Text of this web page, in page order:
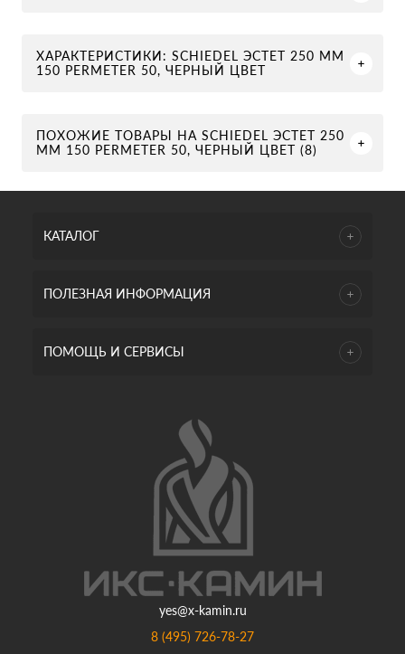
ХАРАКТЕРИСТИКИ: SCHIEDEL ЭСТЕТ 250 ММ
150 PERMETER 50, ЧЕРНЫЙ ЦВЕТ
ПОХОЖИЕ ТОВАРЫ НА SCHIEDEL ЭСТЕТ 250
ММ 150 PERMETER 50, ЧЕРНЫЙ ЦВЕТ (8)
КАТАЛОГ
ПОЛЕЗНАЯ ИНФОРМАЦИЯ
ПОМОЩЬ И СЕРВИСЫ
yes@x-kamin.ru
8 (495) 726-78-27